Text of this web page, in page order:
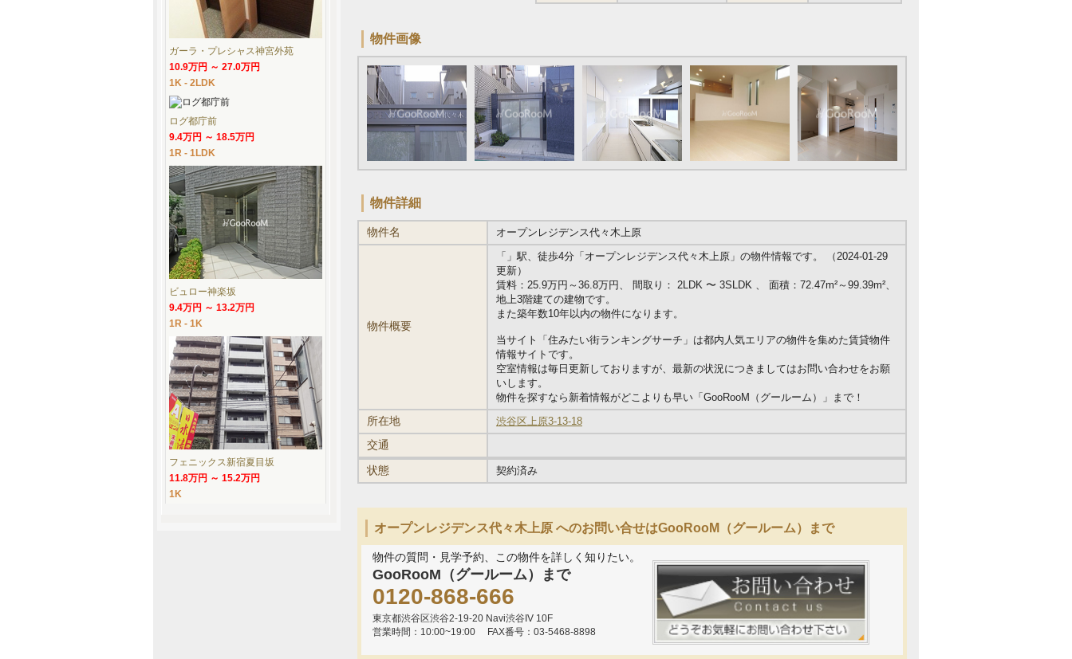
物件画像
物件詳細
物件名 オープンレジデンス代々木上原
物件概要
「 」駅、徒歩4分「オープンレジデンス代々木上原」の物件情報です。 （2024-01-29
更新）
賃料：25.9万円～36.8万円、 間取り： 2LDK 〜 3SLDK 、 面積：72.47m²～99.39m²、
地上3階建ての建物です。
また築年数10年以内の物件になります。
当サイト「住みたい街ランキングサーチ」は都内人気エリアの物件を集めた賃貸物件
情報サイトです。
空室情報は毎日更新しておりますが、最新の状況につきましてはお問い合わせをお願
いします。
物件を探すなら新着情報がどこよりも早い「GooRooM（グールーム）」まで！
所在地 渋谷区上原3-13-18
交通
状態
契約済み
オープンレジデンス代々木上原 へのお問い合せはGooRooM（グールーム）まで
物件の質問・見学予約、この物件を詳しく知りたい。
GooRooM（グールーム）まで
0120-868-666
東京都渋谷区渋谷2-19-20 Navi渋谷IV 10F
営業時間：10:00~19:00
FAX番号：03-5468-8898
ガーラ・プレシャス神宮外苑
10.9万円 ～ 27.0万円
1K - 2LDK
ログ都庁前
9.4万円 ～ 18.5万円
1R - 1LDK
ビュロー神楽坂
9.4万円 ～ 13.2万円
1R - 1K
フェニックス新宿夏目坂
11.8万円 ～ 15.2万円
1K